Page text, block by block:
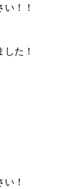
！！
た！
！